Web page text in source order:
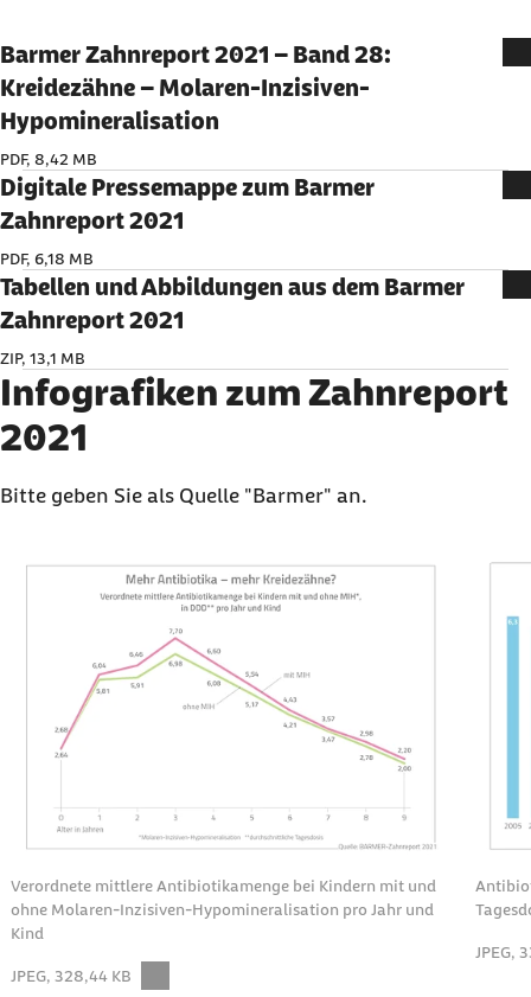
Barmer Zahnreport 2021 – Band 28:
Kreidezähne – Molaren-Inzisiven-
Hypomineralisation
PDF, 8,42 MB
Digitale Pressemappe zum Barmer
Zahnreport 2021
PDF, 6,18 MB
Tabellen und Abbildungen aus dem Barmer
Zahnreport 2021
ZIP, 13,1 MB
Infografiken zum Zahnreport
2021
Bitte geben Sie als Quelle "Barmer" an.
Karussell mit 4 Elementen
Element 1 von 4
JPEG, 328,44 KB
Download:Die Grafik zeigt die verordnete Antibiotikamenge bei
Verordnete mittlere Antibiotikamenge bei Kindern mit und
ohne Molaren-Inzisiven-Hypomineralisation pro Jahr und
Kind
JPEG,